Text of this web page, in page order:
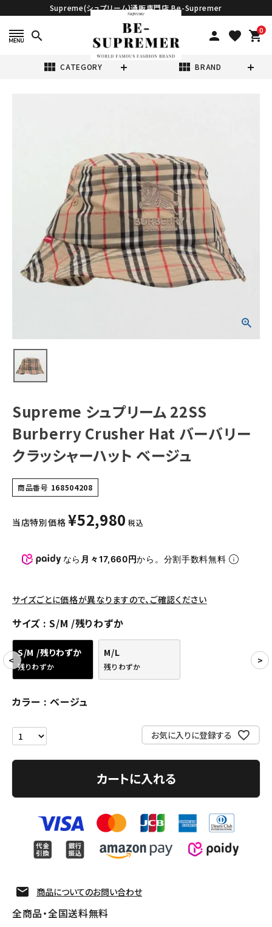
Supreme(シュプリーム)通販専門店 Be-Supremer
search person favorite 0
shopping_cart
view_module CATEGORY view_module BRAND
Supreme シュプ
リーム 22SS
Burberry
Crusher Hat バ
ーバリークラッシ
ャーハット ベージ
¥50,980 (税込)
Tシャツ・ロングスリーブ
パーカー・トレーナー
キャップ・ハット
ニット帽・ビーニー
バックパック・リュック
その他バッグ類
スニーカー・ブーツ
COLLABORATION BRAND
SEASON
CONTENTS
ようこそ ゲスト 様
meeting_room ログイン 会員登録
Follow us
Supreme シュプリーム 22SS
Burberry Crusher Hat バーバリー
クラッシャーハット ベージュ
商品番号 168504208
当店特別価格 ¥52,980 税込
なら 月々17,660円から。分割手数料無料
サイズごとに価格が異なりますので、ご確認ください
サイズ S/M /残りわずか
S/M /残りわずか
残りわずか
M/L
残りわずか
カラー ベージュ
お気に入りに登録する
カートに入れる
商品についてのお問い合わせ
全商品・全国送料無料